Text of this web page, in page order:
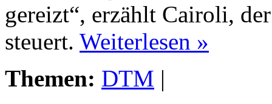
gereizt“, erzählt Cairoli,
steuert. Weiterlesen »
Themen: DTM |